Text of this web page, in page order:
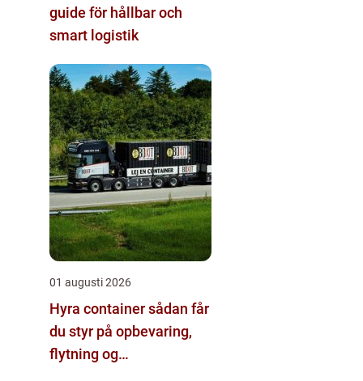
guide för hållbar och
smart logistik
01 augusti 2026
Hyra container sådan får
du styr på opbevaring,
flytning og